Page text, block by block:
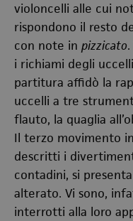
violoncelli alle cui
rispondono il resto
con note in pizzicato
i richiami degli
partitura affidò la
uccelli a tre
flauto, la quaglia
Il terzo movimento in
descritti i
contadini, si
alterato. Vi sono,
interrotti alla loro